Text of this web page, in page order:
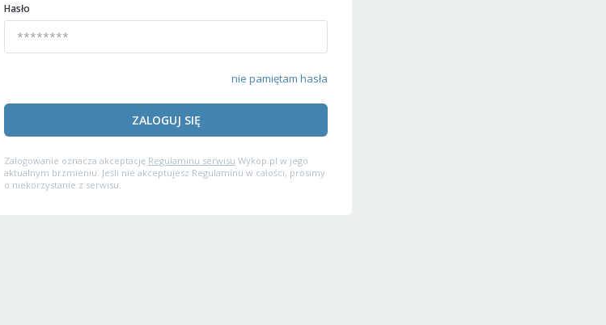
Hasło
nie pamiętam hasła
ZALOGUJ SIĘ
Zalogowanie oznacza akceptację Regulaminu serwisu Wykop.pl w jego
aktualnym brzmieniu. Jeśli nie akceptujesz Regulaminu w całości, prosimy
o niekorzystanie z serwisu.